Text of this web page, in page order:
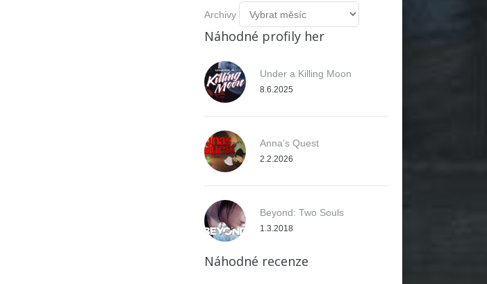
Archivy
Náhodné profily her
Under a Killing Moon
8.6.2025
Anna’s Quest
2.2.2026
Beyond: Two Souls
1.3.2018
Náhodné recenze